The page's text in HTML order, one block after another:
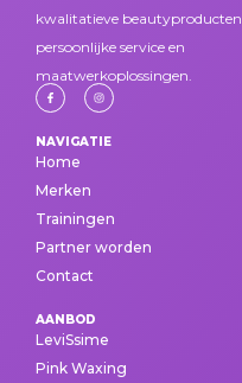
kwalitatieve beautyproducten,
persoonlijke service en
maatwerkoplossingen.
NAVIGATIE
Home
Merken
Trainingen
Partner worden
Contact
AANBOD
LeviSsime
Pink Waxing